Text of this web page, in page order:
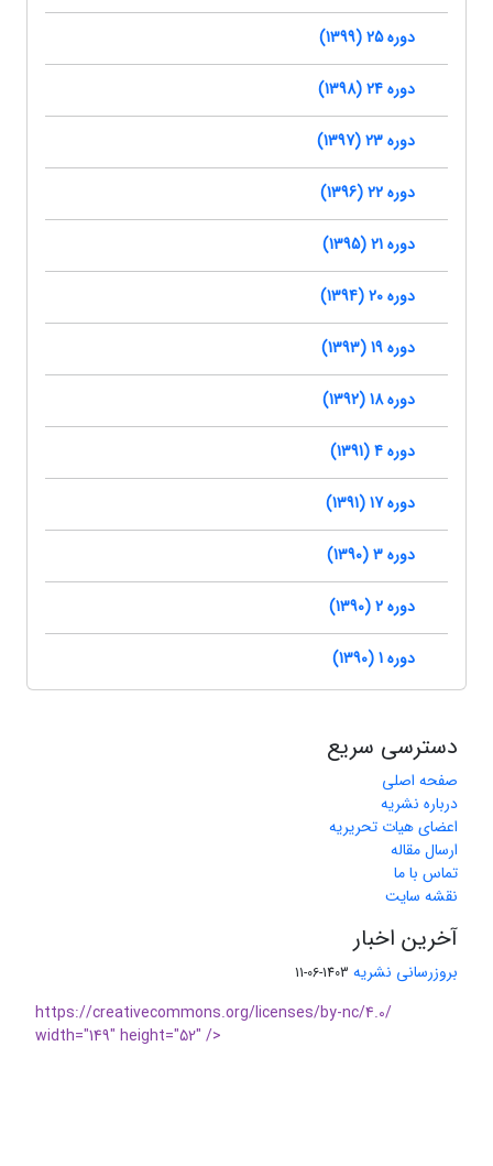
دوره 25 (1399)
دوره 24 (1398)
دوره 23 (1397)
دوره 22 (1396)
دوره 21 (1395)
دوره 20 (1394)
دوره 19 (1393)
دوره 18 (1392)
دوره 4 (1391)
دوره 17 (1391)
دوره 3 (1390)
دوره 2 (1390)
دوره 1 (1390)
دسترسی سریع
صفحه اصلی
درباره نشریه
اعضای هیات تحریریه
ارسال مقاله
تماس با ما
نقشه سایت
آخرین اخبار
بروزرسانی نشریه 1403-06-11
https://creativecommons.org/licenses/by-nc/4.0/
width="149" height="52" />